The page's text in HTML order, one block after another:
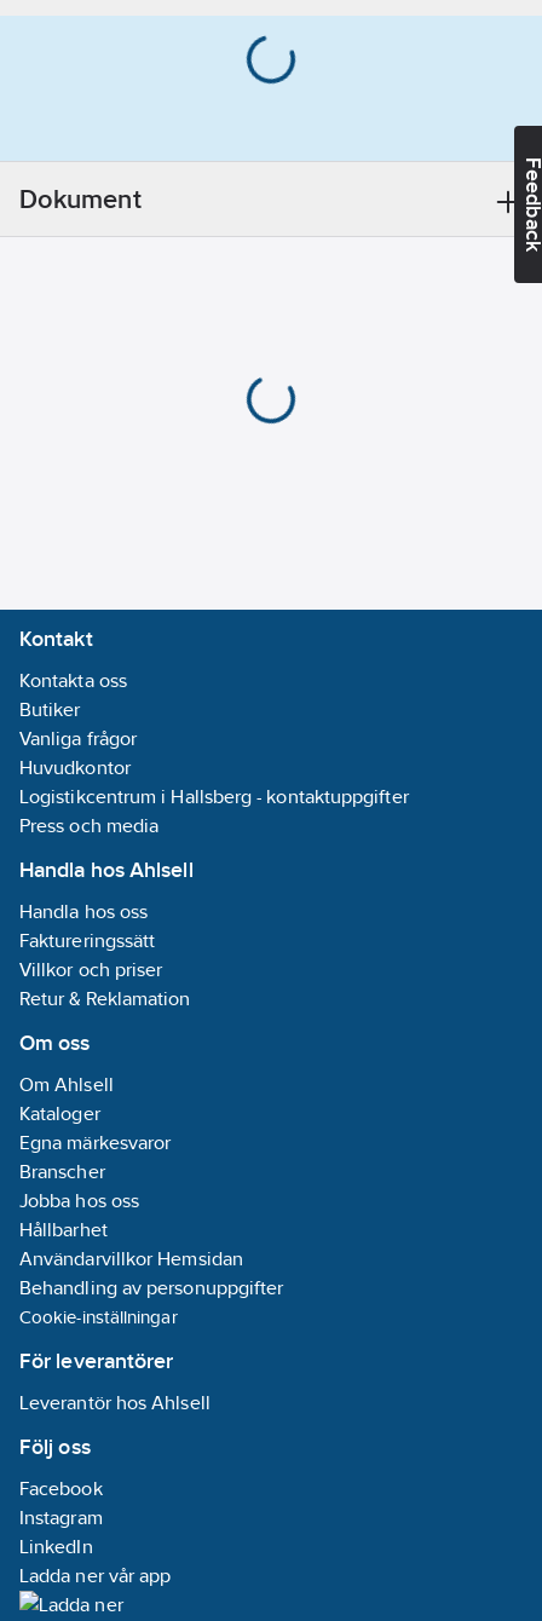
sluttningar där
övertäckning.
Artikelnummer:
Lev.
artikelnr:
PLANGOLD35
Dokument
Kontakt
Kontakta oss
Butiker
Vanliga frågor
Huvudkontor
Logistikcentrum i Hallsberg - kontaktuppgifter
Press och media
Handla hos Ahlsell
Handla hos oss
Faktureringssätt
Villkor och priser
Retur & Reklamation
Om oss
Om Ahlsell
Kataloger
Egna märkesvaror
Branscher
Jobba hos oss
Hållbarhet
Användarvillkor Hemsidan
Behandling av personuppgifter
Cookie-inställningar
För leverantörer
Leverantör hos Ahlsell
Följ oss
Facebook
Instagram
LinkedIn
Ladda ner vår app